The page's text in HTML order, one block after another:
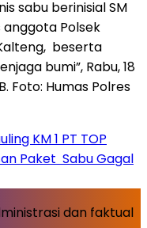
KM 1 PT TOP
Paket Sabu Gagal
dan faktual